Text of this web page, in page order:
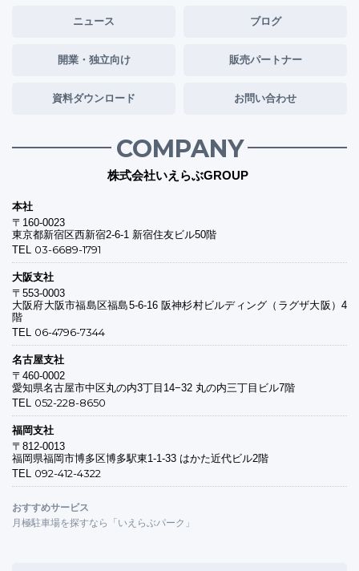
ニュース ブログ
開業・独立向け 販売パートナー
資料ダウンロード お問い合わせ
COMPANY
株式会社いえらぶGROUP
本社
〒160-0023
東京都新宿区西新宿2-6-1 新宿住友ビル50階
TEL 03-6689-1791
大阪支社
〒553-0003
大阪府大阪市福島区福島5-6-16 阪神杉村ビルディング（ラグザ大阪）4
階
TEL 06-4796-7344
名古屋支社
〒460-0002
愛知県名古屋市中区丸の内3丁目14−32 丸の内三丁目ビル7階
TEL 052-228-8650
福岡支社
〒812-0013
福岡県福岡市博多区博多駅東1-1-33 はかた近代ビル2階
TEL 092-412-4322
おすすめサービス
月極駐車場を探すなら「いえらぶパーク」